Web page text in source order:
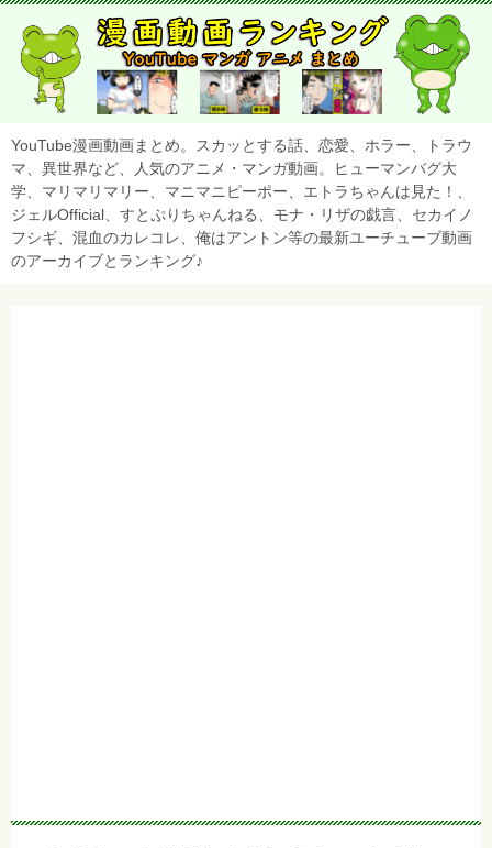
YouTube漫画動画まとめ。スカッとする話、恋愛、ホラー、トラウ
マ、異世界など、人気のアニメ・マンガ動画。ヒューマンバグ大
学、マリマリマリー、マニマニピーポー、エトラちゃんは見た！、
ジェルOfficial、すとぷりちゃんねる、モナ・リザの戯言、セカイノ
フシギ、混血のカレコレ、俺はアントン等の最新ユーチューブ動画
のアーカイブとランキング♪